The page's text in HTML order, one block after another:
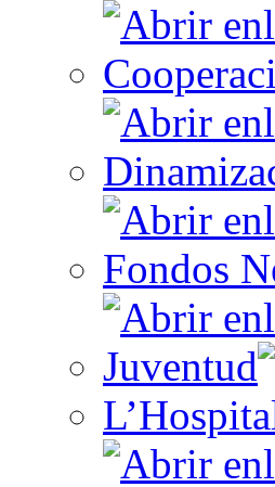
Fondos
Juventud